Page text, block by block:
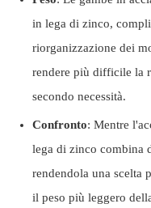
in lega di zinco,
riorganizzazione dei
rendere più difficile la
secondo necessità.
Confronto: Mentre
lega di zinco combina
rendendola una scelta
il peso più leggero